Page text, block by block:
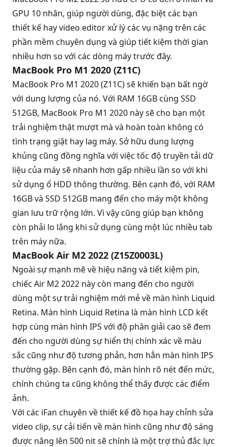
GPU 10 nhân, giúp người dùng, đặc biệt các bạn
thiết kế hay video editor xử lý các vụ nặng trên các
phần mềm chuyên dụng và giúp tiết kiệm thời gian
nhiều hơn so với các dòng máy trước đây.
MacBook Pro M1 2020 (Z11C)
MacBook Pro M1 2020 (Z11C) sẽ khiến bạn bất ngờ
với dung lượng của nó. Với RAM 16GB cùng SSD
512GB, MacBook Pro M1 2020 này sẽ cho bạn một
trải nghiệm thật mượt mà và hoàn toàn không có
tình trạng giật hay lag máy. Sở hữu dung lượng
khủng cũng đồng nghĩa với việc tốc độ truyền tải dữ
liệu của máy sẽ nhanh hơn gấp nhiều lần so với khi
sử dụng ổ HDD thông thường. Bên cạnh đó, với RAM
16GB và SSD 512GB mang đến cho máy một không
gian lưu trữ rộng lớn. Vì vậy cũng giúp bạn không
còn phải lo lắng khi sử dụng cùng một lúc nhiều tab
trên máy nữa.
MacBook Air M2 2022 (Z15Z0003L)
Ngoài sự mạnh mẽ về hiệu năng và tiết kiệm pin,
chiếc Air M2 2022 này còn mang đến cho người
dùng một sự trải nghiệm mới mẻ về màn hình Liquid
Retina. Màn hình Liquid Retina là màn hình LCD kết
hợp cùng màn hình IPS với độ phân giải cao sẽ đem
đến cho người dùng sự hiển thị chính xác về màu
sắc cũng như độ tương phản, hơn hẳn màn hình IPS
thường gặp. Bên cạnh đó, màn hình rõ nét đến mức,
chính chúng ta cũng không thể thấy được các điểm
ảnh.
Với các iFan chuyên về thiết kế đồ họa hay chỉnh sửa
video clip, sự cải tiến về màn hình cũng như độ sáng
được nâng lên 500 nit sẽ chính là một trợ thủ đắc lực